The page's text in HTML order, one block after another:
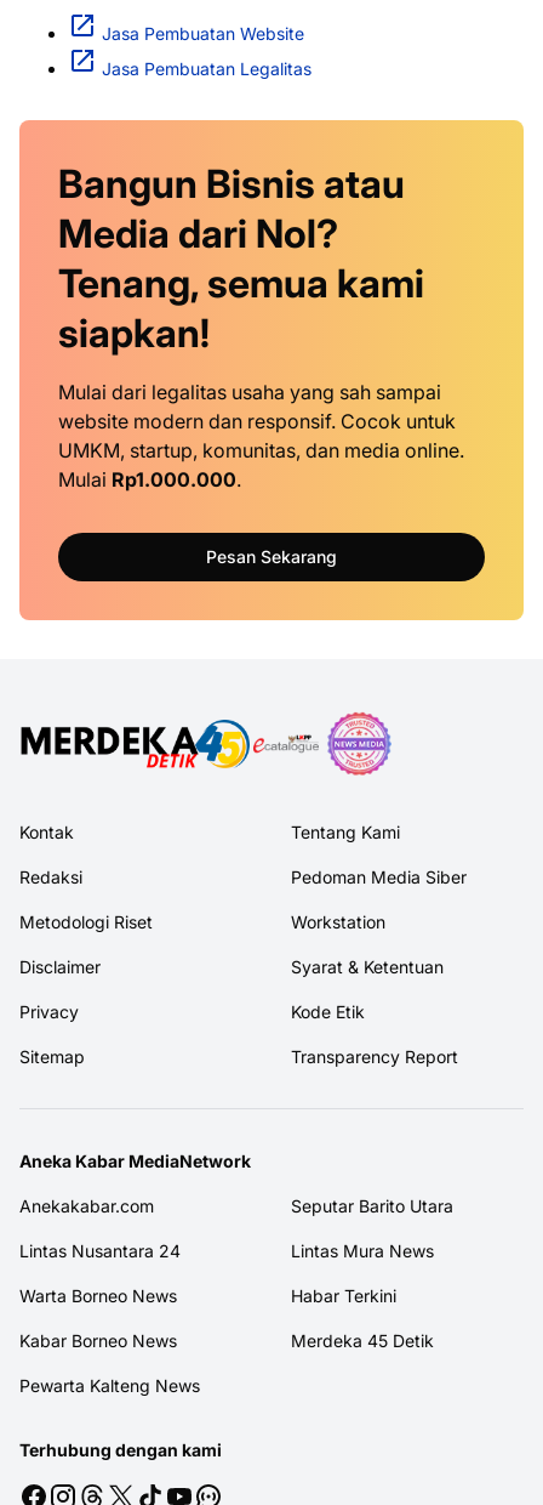
Jasa Pembuatan Website
Jasa Pembuatan Legalitas
Bangun Bisnis atau
Media dari Nol?
Tenang, semua kami
siapkan!
Mulai dari legalitas usaha yang sah sampai
website modern dan responsif. Cocok untuk
UMKM, startup, komunitas, dan media online.
Mulai Rp1.000.000.
Pesan Sekarang
Kontak Tentang Kami
Redaksi Pedoman Media Siber
Metodologi Riset Workstation
Disclaimer Syarat & Ketentuan
Privacy Kode Etik
Sitemap Transparency Report
Aneka Kabar MediaNetwork
Anekakabar.com Seputar Barito Utara
Lintas Nusantara 24 Lintas Mura News
Warta Borneo News Habar Terkini
Kabar Borneo News Merdeka 45 Detik
Pewarta Kalteng News
Terhubung dengan kami